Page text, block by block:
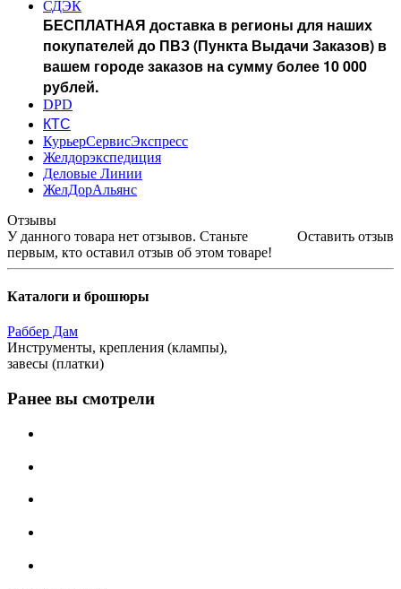
СДЭК
БЕСПЛАТНАЯ доставка в регионы для наших
покупателей до ПВЗ (Пункта Выдачи Заказов) в
вашем городе заказов на сумму более 10 000
рублей.
DPD
КТС
КурьерСервисЭкспресс
Желдорэкспедиция
Деловые Линии
ЖелДорАльянс
Отзывы
Оставить отзыв
У данного товара нет отзывов. Станьте
первым, кто оставил отзыв об этом товаре!
Каталоги и брошюры
Раббер Дам
Инструменты, крепления (клампы),
завесы (платки)
Ранее вы смотрели